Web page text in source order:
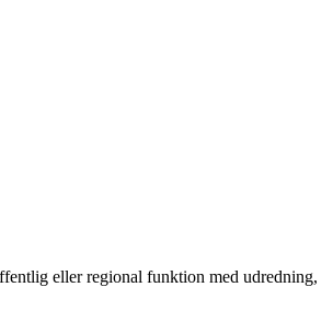
eller regional funktion med udredning,